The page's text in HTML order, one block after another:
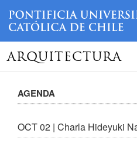
ARQUITECTURA
AGENDA
OCT 02 | Charla Hideyuki